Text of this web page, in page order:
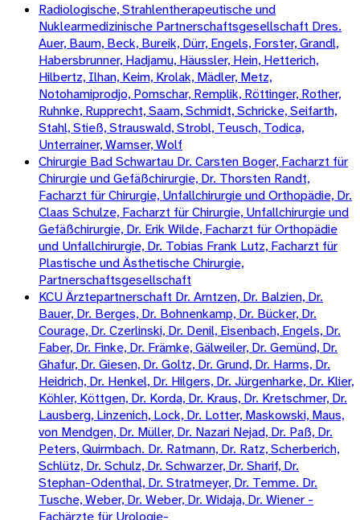
Radiologische, Strahlentherapeutische und
Nuklearmedizinische Partnerschaftsgesellschaft Dres.
Auer, Baum, Beck, Bureik, Dürr, Engels, Forster, Grandl,
Habersbrunner, Hadjamu, Häussler, Hein, Hetterich,
Hilbertz, Ilhan, Keim, Krolak, Mädler, Metz,
Notohamiprodjo, Pomschar, Remplik, Röttinger, Rother,
Ruhnke, Rupprecht, Saam, Schmidt, Schricke, Seifarth,
Stahl, Stieß, Strauswald, Strobl, Teusch, Todica,
Unterrainer, Wamser, Wolf
Chirurgie Bad Schwartau Dr. Carsten Boger, Facharzt für
Chirurgie und Gefäßchirurgie, Dr. Thorsten Randt,
Facharzt für Chirurgie, Unfallchirurgie und Orthopädie, Dr.
Claas Schulze, Facharzt für Chirurgie, Unfallchirurgie und
Gefäßchirurgie, Dr. Erik Wilde, Facharzt für Orthopädie
und Unfallchirurgie, Dr. Tobias Frank Lutz, Facharzt für
Plastische und Ästhetische Chirurgie,
Partnerschaftsgesellschaft
KCU Ärztepartnerschaft Dr. Arntzen, Dr. Balzien, Dr.
Bauer, Dr. Berges, Dr. Bohnenkamp, Dr. Bücker, Dr.
Courage, Dr. Czerlinski, Dr. Denil, Eisenbach, Engels, Dr.
Faber, Dr. Finke, Dr. Främke, Gälweiler, Dr. Gemünd, Dr.
Ghafur, Dr. Giesen, Dr. Goltz, Dr. Grund, Dr. Harms, Dr.
Heidrich, Dr. Henkel, Dr. Hilgers, Dr. Jürgenharke, Dr. Klier,
Köhler, Köttgen, Dr. Korda, Dr. Kraus, Dr. Kretschmer, Dr.
Lausberg, Linzenich, Lock, Dr. Lotter, Maskowski, Maus,
von Mendgen, Dr. Müller, Dr. Nazari Nejad, Dr. Paß, Dr.
Peters, Quirmbach. Dr. Ratmann, Dr. Ratz, Scherberich,
Schlütz, Dr. Schulz, Dr. Schwarzer, Dr. Sharif, Dr.
Stephan-Odenthal, Dr. Stratmeyer, Dr. Temme. Dr.
Tusche, Weber, Dr. Weber, Dr. Widaja, Dr. Wiener -